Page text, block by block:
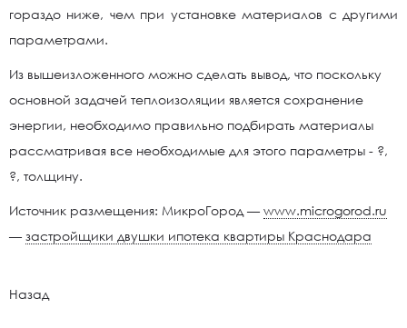
гораздо ниже, чем при установке материалов с другими
параметрами.
Из вышеизложенного можно сделать вывод, что поскольку
основной задачей теплоизоляции является сохранение
энергии, необходимо правильно подбирать материалы
рассматривая все необходимые для этого параметры - ?,
?, толщину.
Источник размещения: МикроГород — www.microgorod.ru
— застройщики двушки ипотека квартиры Краснодара
Назад